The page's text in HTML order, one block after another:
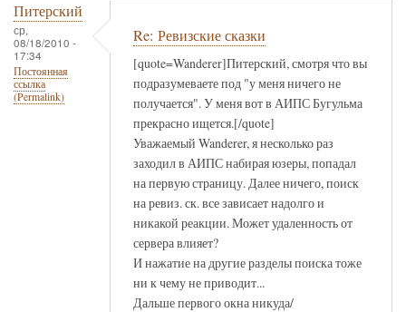
Питерский
ср,
08/18/2010 -
17:34
Постоянная
ссылка
(Permalink)
Re: Ревизские сказки
[quote=Wanderer]Питерский, смотря что вы
подразумеваете под "у меня ничего не
получается". У меня вот в АИПС Бугульма
прекрасно ищется.[/quote]
Уважаемый Wanderer, я несколько раз
заходил в АИПС набирая юзеры, попадал
на первую страницу. Далее ничего, поиск
на ревиз. ск. все зависает надолго и
никакой реакции. Может удаленность от
сервера влияет?
И нажатие на другие разделы поиска тоже
ни к чему не приводит...
Дальше первого окна никуда/